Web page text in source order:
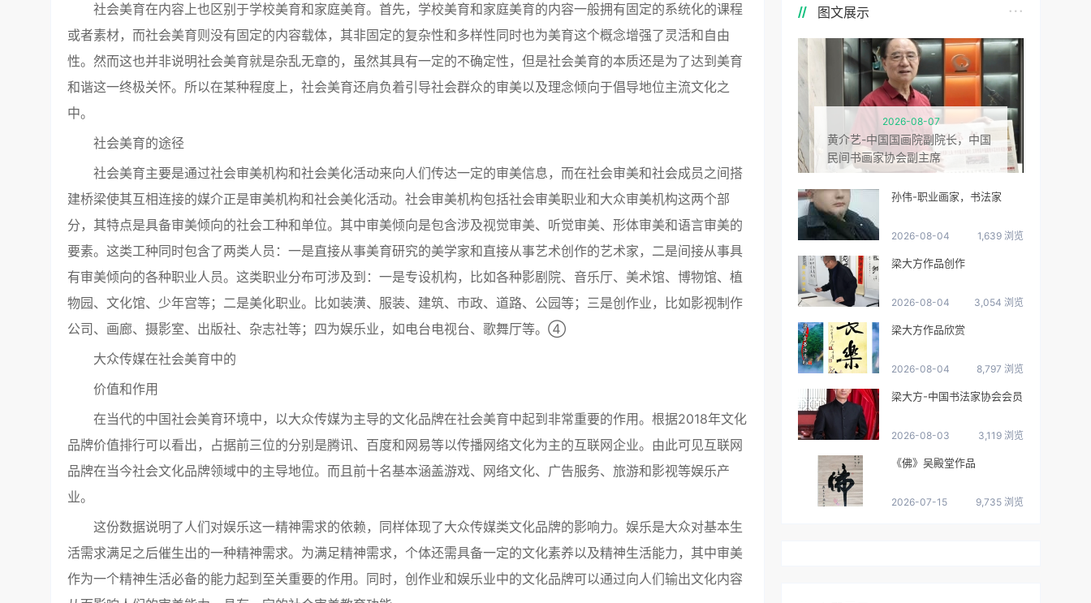
社会美育在内容上也区别于学校美育和家庭美育。首先，学校美育和家庭美育的内容一般拥有固定的系统化的课程
或者素材，而社会美育则没有固定的内容载体，其非固定的复杂性和多样性同时也为美育这个概念增强了灵活和自由
性。然而这也并非说明社会美育就是杂乱无章的，虽然其具有一定的不确定性，但是社会美育的本质还是为了达到美育
和谐这一终极关怀。所以在某种程度上，社会美育还肩负着引导社会群众的审美以及理念倾向于倡导地位主流文化之
中。
社会美育的途径
社会美育主要是通过社会审美机构和社会美化活动来向人们传达一定的审美信息，而在社会审美和社会成员之间搭
建桥梁使其互相连接的媒介正是审美机构和社会美化活动。社会审美机构包括社会审美职业和大众审美机构这两个部
分，其特点是具备审美倾向的社会工种和单位。其中审美倾向是包含涉及视觉审美、听觉审美、形体审美和语言审美的
要素。这类工种同时包含了两类人员：一是直接从事美育研究的美学家和直接从事艺术创作的艺术家，二是间接从事具
有审美倾向的各种职业人员。这类职业分布可涉及到：一是专设机构，比如各种影剧院、音乐厅、美术馆、博物馆、植
物园、文化馆、少年宫等；二是美化职业。比如装潢、服装、建筑、市政、道路、公园等；三是创作业，比如影视制作
公司、画廊、摄影室、出版社、杂志社等；四为娱乐业，如电台电视台、歌舞厅等。④
大众传媒在社会美育中的
价值和作用
在当代的中国社会美育环境中，以大众传媒为主导的文化品牌在社会美育中起到非常重要的作用。根据2018年文化
品牌价值排行可以看出，占据前三位的分别是腾讯、百度和网易等以传播网络文化为主的互联网企业。由此可见互联网
品牌在当今社会文化品牌领域中的主导地位。而且前十名基本涵盖游戏、网络文化、广告服务、旅游和影视等娱乐产
业。
这份数据说明了人们对娱乐这一精神需求的依赖，同样体现了大众传媒类文化品牌的影响力。娱乐是大众对基本生
活需求满足之后催生出的一种精神需求。为满足精神需求，个体还需具备一定的文化素养以及精神生活能力，其中审美
作为一个精神生活必备的能力起到至关重要的作用。同时，创作业和娱乐业中的文化品牌可以通过向人们输出文化内容
图文展示
2026-08-07
黄介艺-中国国画院副院长，中国
民间书画家协会副主席
孙伟-职业画家，书法家
2026-08-04 1,639 浏览
梁大方作品创作
2026-08-04 3,054 浏览
梁大方作品欣赏
2026-08-04 8,797 浏览
梁大方-中国书法家协会会员
2026-08-03 3,119 浏览
《佛》吴殿堂作品
2026-07-15 9,735 浏览